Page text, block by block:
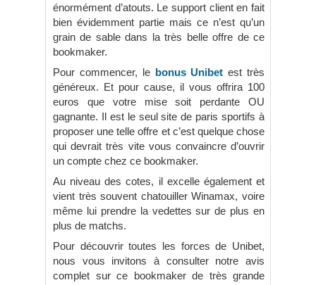
énormément d’atouts. Le support client en fait
bien évidemment partie mais ce n’est qu’un
grain de sable dans la très belle offre de ce
bookmaker.
Pour commencer, le bonus Unibet est très
généreux. Et pour cause, il vous offrira 100
euros que votre mise soit perdante OU
gagnante. Il est le seul site de paris sportifs à
proposer une telle offre et c’est quelque chose
qui devrait très vite vous convaincre d’ouvrir
un compte chez ce bookmaker.
Au niveau des cotes, il excelle également et
vient très souvent chatouiller Winamax, voire
même lui prendre la vedettes sur de plus en
plus de matchs.
Pour découvrir toutes les forces de Unibet,
nous vous invitons à consulter notre avis
complet sur ce bookmaker de très grande